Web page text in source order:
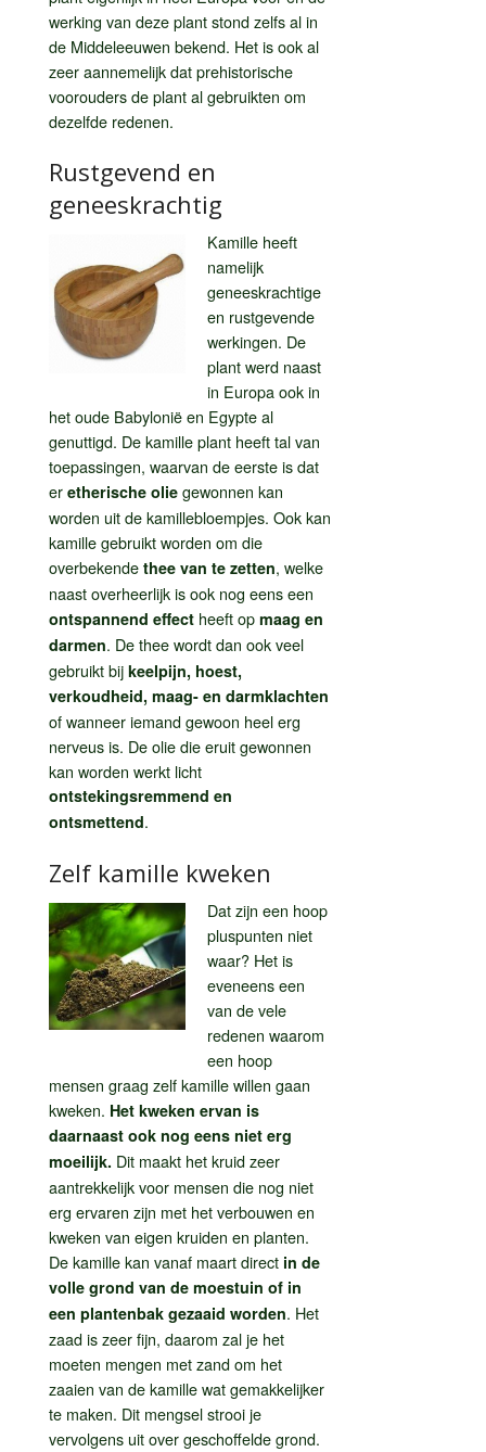
werking van deze plant stond zelfs al in
de Middeleeuwen bekend. Het is ook al
zeer aannemelijk dat prehistorische
voorouders de plant al gebruikten om
dezelfde redenen.
Rustgevend en
geneeskrachtig
Kamille heeft
namelijk
geneeskrachtige
en rustgevende
werkingen. De
plant werd naast
in Europa ook in
het oude Babylonië en Egypte al
genuttigd. De kamille plant heeft tal van
toepassingen, waarvan de eerste is dat
er etherische olie gewonnen kan
worden uit de kamillebloempjes. Ook kan
kamille gebruikt worden om die
overbekende thee van te zetten, welke
naast overheerlijk is ook nog eens een
ontspannend effect heeft op maag en
darmen. De thee wordt dan ook veel
gebruikt bij keelpijn, hoest,
verkoudheid, maag- en darmklachten
of wanneer iemand gewoon heel erg
nerveus is. De olie die eruit gewonnen
kan worden werkt licht
ontstekingsremmend en
ontsmettend.
Zelf kamille kweken
Dat zijn een hoop
pluspunten niet
waar? Het is
eveneens een
van de vele
redenen waarom
een hoop
mensen graag zelf kamille willen gaan
kweken. Het kweken ervan is
daarnaast ook nog eens niet erg
moeilijk. Dit maakt het kruid zeer
aantrekkelijk voor mensen die nog niet
erg ervaren zijn met het verbouwen en
kweken van eigen kruiden en planten.
De kamille kan vanaf maart direct in de
volle grond van de moestuin of in
een plantenbak gezaaid worden. Het
zaad is zeer fijn, daarom zal je het
moeten mengen met zand om het
zaaien van de kamille wat gemakkelijker
te maken. Dit mengsel strooi je
vervolgens uit over geschoffelde grond.